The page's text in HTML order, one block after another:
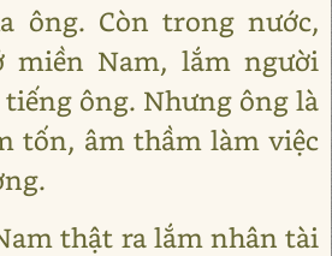
ông. Còn trong nước,
miền Nam, lắm người
ông. Nhưng ông là
tốn, âm thầm làm việc
thật ra lắm nhân tài